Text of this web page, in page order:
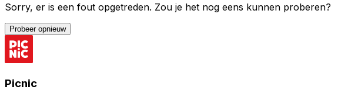
Sorry, er is een fout opgetreden. Zou je het nog eens kunnen proberen?
Probeer opnieuw
Picnic